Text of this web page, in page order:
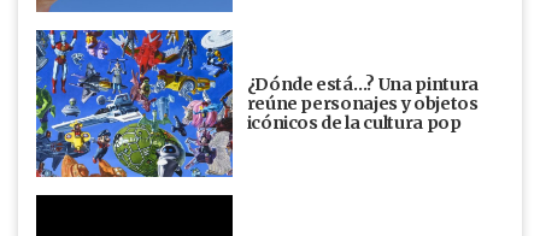
¿Dónde está…? Una pintura
reúne personajes y objetos
icónicos de la cultura pop